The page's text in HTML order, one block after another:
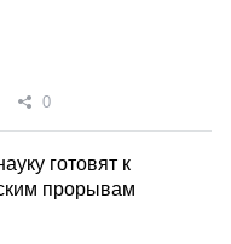
0
готовят к
прорывам